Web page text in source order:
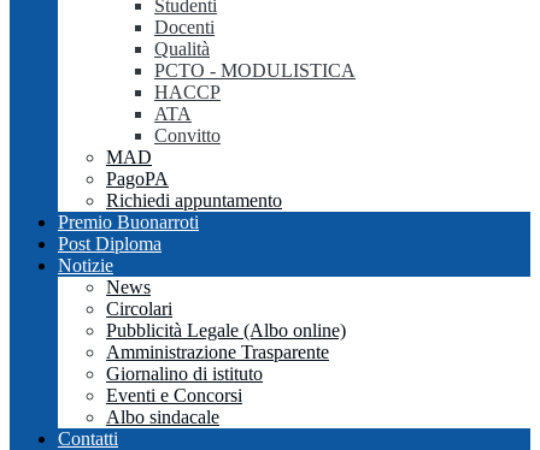
Studenti
Docenti
Qualità
PCTO - MODULISTICA
HACCP
ATA
Convitto
MAD
PagoPA
Richiedi appuntamento
Premio Buonarroti
Post Diploma
Notizie
News
Circolari
Pubblicità Legale (Albo online)
Amministrazione Trasparente
Giornalino di istituto
Eventi e Concorsi
Albo sindacale
Contatti